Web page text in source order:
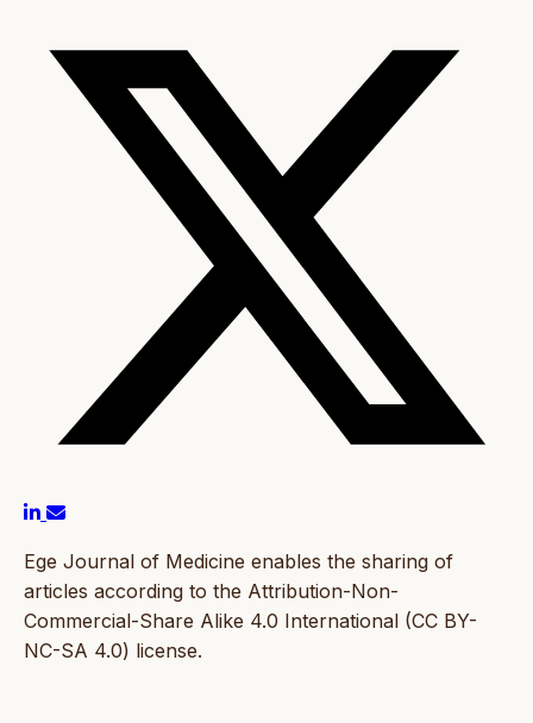
Ege Journal of Medicine enables the sharing of
articles according to the Attribution-Non-
Commercial-Share Alike 4.0 International (CC BY-
NC-SA 4.0) license.